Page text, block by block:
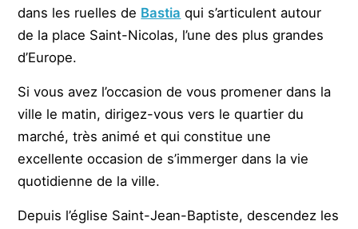
dans les ruelles de Bastia qui s’articulent autour
de la place Saint-Nicolas, l’une des plus grandes
d’Europe.
Si vous avez l’occasion de vous promener dans la
ville le matin, dirigez-vous vers le quartier du
marché, très animé et qui constitue une
excellente occasion de s’immerger dans la vie
quotidienne de la ville.
Depuis l’église Saint-Jean-Baptiste, descendez les